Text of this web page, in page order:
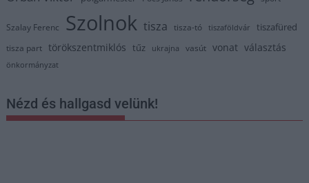
Szalay Ferenc Szolnok tisza tisza-tó tiszaföldvár tiszafüred
tisza part törökszentmiklós tűz ukrajna vasút vonat választás
önkormányzat
Nézd és hallgasd velünk!